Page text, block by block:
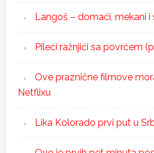
Langoš – domaći, mekani i
Pileći ražnjići sa povrćem
Ove praznične filmove
Netflixu
Lika Kolorado prvi put u